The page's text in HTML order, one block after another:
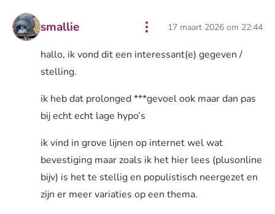
smallie 17 maart 2026 om 22:44
hallo, ik vond dit een interessant(e) gegeven /
stelling.
ik heb dat prolonged ***gevoel ook maar dan pas
bij echt echt lage hypo’s
ik vind in grove lijnen op internet wel wat
bevestiging maar zoals ik het hier lees (plusonline
bijv) is het te stellig en populistisch neergezet en
zijn er meer variaties op een thema.